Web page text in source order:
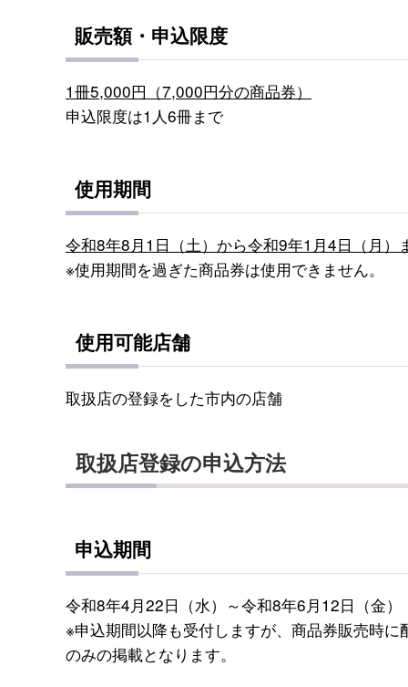
販売額・申込限度
1冊5,000円 （7,000円分の商品券）
申込限度は1人6冊まで
使用期間
令和8年8月1日（土）から令和9年1月4日（月）
※使用期間を過ぎた商品券は使用できません。
使用可能店舗
取扱店の登録をした市内の店舗
取扱店登録の申込方法
申込期間
令和8年4月22日（水）～令和8年6月12日（金）
※申込期間以降も受付しますが、商品券販売時
のみの掲載となります。